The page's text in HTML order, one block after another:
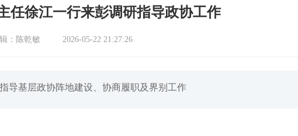
任徐江一行来彭调研指导政协工作
： 陈乾敏 2026-05-22 21:27:26
导基层政协阵地建设、协商履职及界别工作